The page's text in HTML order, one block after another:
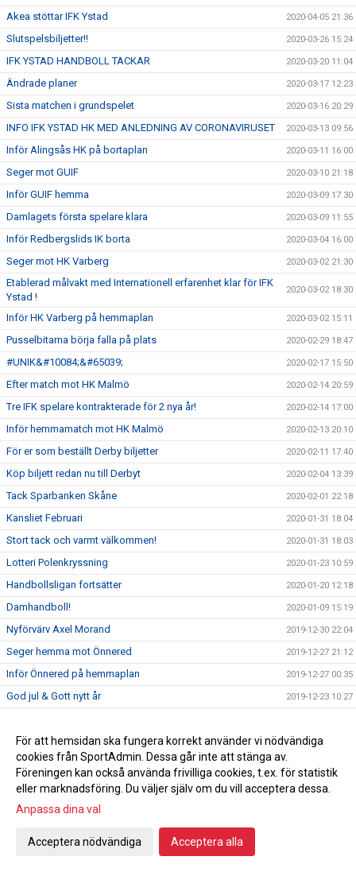
Akea stöttar IFK Ystad 2020-04-05 21:36
Slutspelsbiljetter!! 2020-03-26 15:24
IFK YSTAD HANDBOLL TACKAR 2020-03-20 11:04
Ändrade planer 2020-03-17 12:23
Sista matchen i grundspelet 2020-03-16 20:29
INFO IFK YSTAD HK MED ANLEDNING AV CORONAVIRUSET 2020-03-13 09:56
Inför Alingsås HK på bortaplan 2020-03-11 16:00
Seger mot GUIF 2020-03-10 21:18
Inför GUIF hemma 2020-03-09 17:30
Damlagets första spelare klara 2020-03-09 11:55
Inför Redbergslids IK borta 2020-03-04 16:00
Seger mot HK Varberg 2020-03-02 21:30
Etablerad målvakt med Internationell erfarenhet klar för IFK
Ystad !
2020-03-02 18:30
Inför HK Varberg på hemmaplan 2020-03-02 15:11
Pusselbitarna börja falla på plats 2020-02-29 18:47
#UNIK&#10084;&#65039; 2020-02-17 15:50
Efter match mot HK Malmö 2020-02-14 20:59
Tre IFK spelare kontrakterade för 2 nya år! 2020-02-14 17:00
Inför hemmamatch mot HK Malmö 2020-02-13 20:10
För er som beställt Derby biljetter 2020-02-11 17:40
Köp biljett redan nu till Derbyt 2020-02-04 13:39
Tack Sparbanken Skåne 2020-02-01 22:18
Kansliet Februari 2020-01-31 18:04
Stort tack och varmt välkommen! 2020-01-31 18:03
Lotteri Polenkryssning 2020-01-23 10:59
Handbollsligan fortsätter 2020-01-20 12:18
Damhandboll! 2020-01-09 15:19
Nyförvärv Axel Morand 2019-12-30 22:04
Seger hemma mot Önnered 2019-12-27 21:12
Inför Önnered på hemmaplan 2019-12-27 00:35
God jul & Gott nytt år 2019-12-23 10:27
Svenska mästarna gästar Ystad Arena 2019-12-18
Vi söker ny kanslist 2019-12-16 23:50
En julhälsning från en utav våra sponsorer 2019-12-16 17:37
Vinst mot Önnered
Inför bortamatch mot Önnereds HK
Förmån på hotellnätter
För att hemsidan ska fungera korrekt använder vi nödvändiga
cookies från SportAdmin. Dessa går inte att stänga av.
Föreningen kan också använda frivilliga cookies, t.ex. för statistik
eller marknadsföring. Du väljer själv om du vill acceptera dessa.
Anpassa dina val
Acceptera nödvändiga Acceptera alla